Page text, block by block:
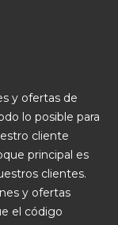
y ofertas de
lo posible para
cliente
principal es
clientes.
y ofertas
el código